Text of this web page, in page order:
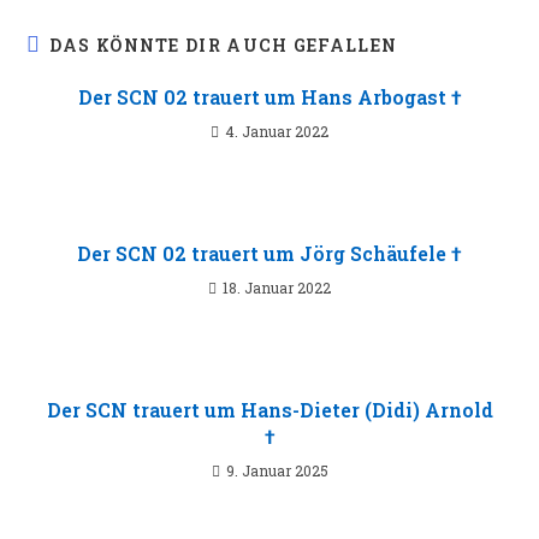
DAS KÖNNTE DIR AUCH GEFALLEN
Der SCN 02 trauert um Hans Arbogast †
4. Januar 2022
Der SCN 02 trauert um Jörg Schäufele †
18. Januar 2022
Der SCN trauert um Hans-Dieter (Didi) Arnold
†
9. Januar 2025